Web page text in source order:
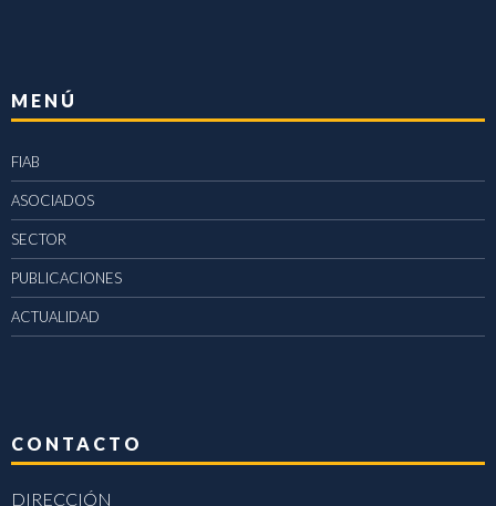
MENÚ
FIAB
ASOCIADOS
SECTOR
PUBLICACIONES
ACTUALIDAD
CONTACTO
DIRECCIÓN